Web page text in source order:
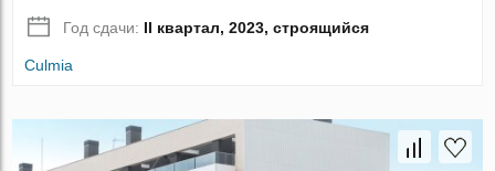
Год сдачи: II квартал, 2023, строящийся
Culmia